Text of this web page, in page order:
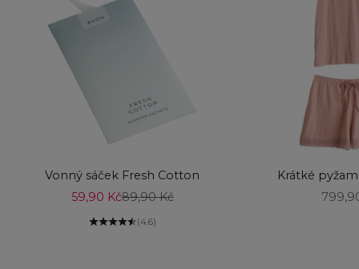
Vonný sáček Fresh Cotton
Prodejní cena
59,90 KčBěžná cena
89,90 Kč
(4.6)
Krátké